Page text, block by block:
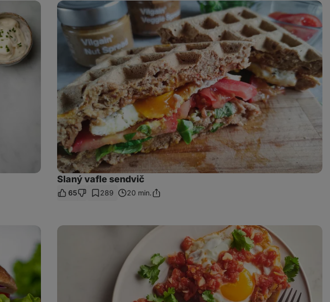
Slaný
vafle
sendvič
Slaný vafle sendvič
65 289 20 min.Sdílet
Huevos